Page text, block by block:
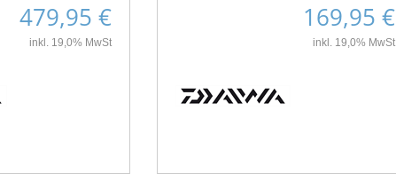
479,95 €
inkl. 19,0% MwSt
169,95 €
inkl. 19,0% MwSt